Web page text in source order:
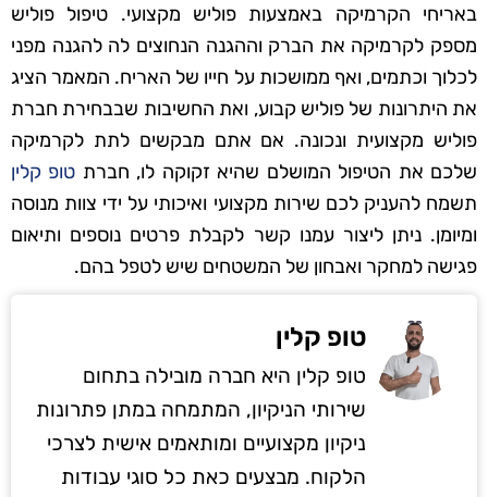
באריחי הקרמיקה באמצעות פוליש מקצועי. טיפול פוליש
מספק לקרמיקה את הברק וההגנה הנחוצים לה להגנה מפני
לכלוך וכתמים, ואף ממושכות על חייו של האריח. המאמר הציג
את היתרונות של פוליש קבוע, ואת החשיבות שבבחירת חברת
פוליש מקצועית ונכונה. אם אתם מבקשים לתת לקרמיקה
שלכם את הטיפול המושלם שהיא זקוקה לו, חברת טופ קלין
תשמח להעניק לכם שירות מקצועי ואיכותי על ידי צוות מנוסה
ומיומן. ניתן ליצור עמנו קשר לקבלת פרטים נוספים ותיאום
פגישה למחקר ואבחון של המשטחים שיש לטפל בהם.
טופ קלין
טופ קלין היא חברה מובילה בתחום
שירותי הניקיון, המתמחה במתן פתרונות
ניקיון מקצועיים ומותאמים אישית לצרכי
הלקוח. מבצעים כאת כל סוגי עבודות